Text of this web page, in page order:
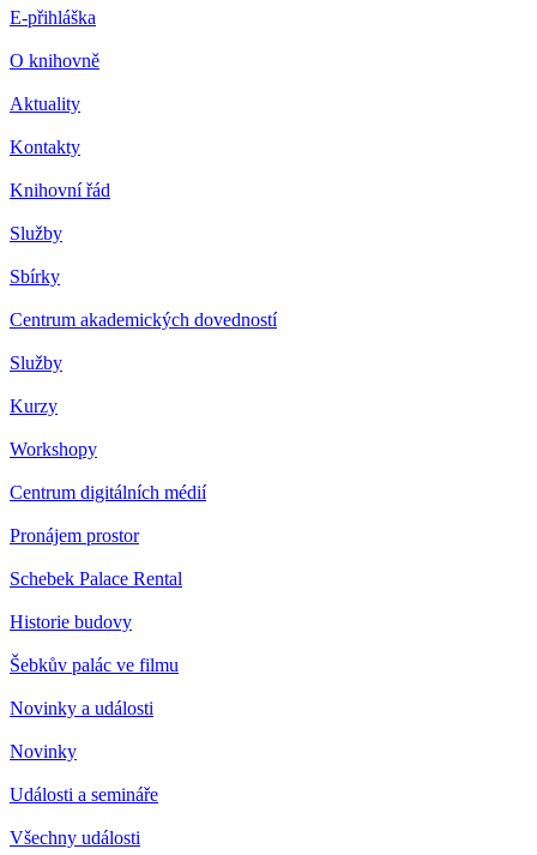
E-přihláška
O knihovně
Aktuality
Kontakty
Knihovní řád
Služby
Sbírky
Centrum akademických dovedností
Služby
Kurzy
Workshopy
Centrum digitálních médií
Pronájem prostor
Schebek Palace Rental
Historie budovy
Šebkův palác ve filmu
Novinky a události
Novinky
Události a semináře
Všechny události